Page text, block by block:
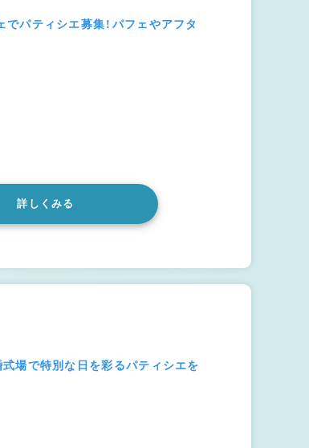
パティシエ募集！パフェやアフタ
詳しくみる
場で特別な日を彩るパティシエを